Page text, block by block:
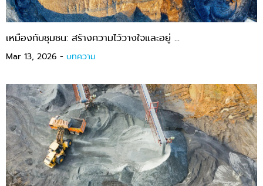
เหมืองกับชุมชน: สร้างความไว้วางใจและอยู่ ...
Mar 13, 2026 - บทความ